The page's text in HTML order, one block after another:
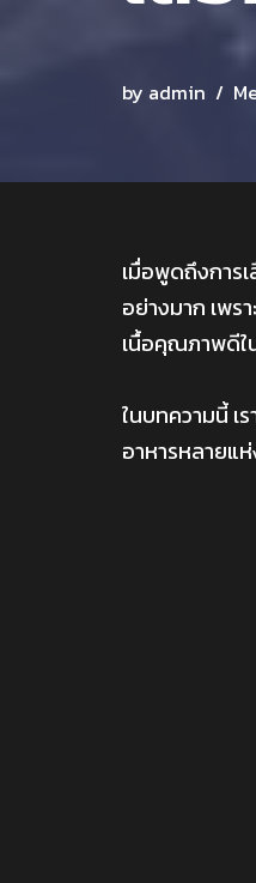
by admin
เมื่อพูดถึงการ
อย่างมาก เพ
เนื้อคุณภาพดีใ
ในบทความนี้ เ
อาหารหลายแ